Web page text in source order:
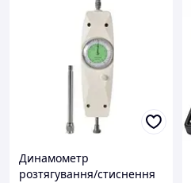
Динамометр
розтягування/стиснення